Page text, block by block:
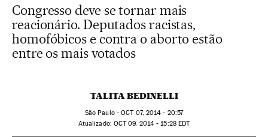
Congresso deve se tornar mais
reacionário. Deputados racistas,
homofóbicos e contra o aborto estão
entre os mais votados
TALITA BEDINELLI
São Paulo -OCT07, 2014 - 20:57
atualizado: OCT09, 2014 - 15:28EDT